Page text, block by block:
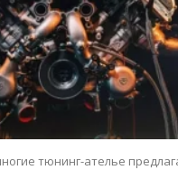
тюнинг-ателье